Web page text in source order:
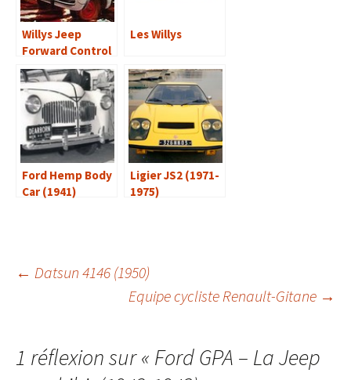
Willys Jeep
Forward Control
(1956-1965)
Les Willys
Ford Hemp Body
Car (1941)
Ligier JS2 (1971-
1975)
Navigation
← Datsun 4146 (1950)
Equipe cycliste Renault-Gitane →
1 réflexion sur « Ford GPA – La Jeep